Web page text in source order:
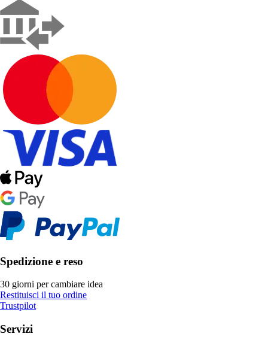
Spedizione e reso
30 giorni per cambiare idea
Restituisci il tuo ordine
Trustpilot
Servizi